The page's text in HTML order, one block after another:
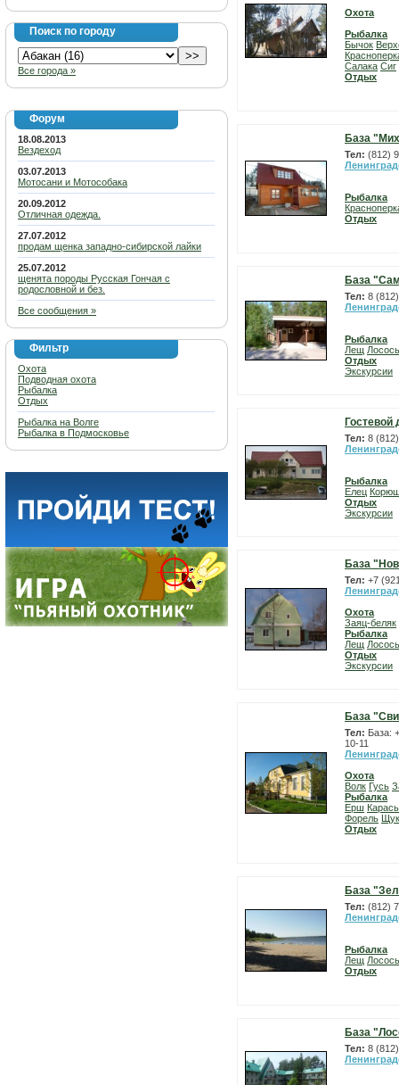
Поиск по городу
Все города »
Форум
18.08.2013
Вездеход
03.07.2013
Мотосани и Мотособака
20.09.2012
Отличная одежда.
27.07.2012
продам щенка западно-сибирской лайки
25.07.2012
щенята породы Русская Гончая с
родословной и без.
Все сообщения »
Фильтр
Охота
Подводная охота
Рыбалка
Отдых
Рыбалка на Волге
Рыбалка в Подмосковье
Охота
Рыбалка
Бычок
Салака Сиг
Отдых
База
Тел: (812)
Рыбалка
Отдых
База
Тел: 8
Рыбалка
Лещ Лосось
Отдых
Экскурсии
Тел: 8
Рыбалка
Елец
Отдых
Экскурсии
База
Тел: +7
Охота
Заяц-беляк
Рыбалка
Лещ Лосось
Отдых
Экскурсии
База
Тел: База:
10-11
Охота
Волк Гусь
Рыбалка
Ерш Карась
Форель
Отдых
База
Тел: (812)
Рыбалка
Лещ Лосось
Отдых
База
Тел: 8